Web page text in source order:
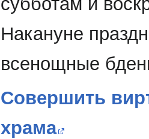
Накануне
всенощные
Совершить
храма